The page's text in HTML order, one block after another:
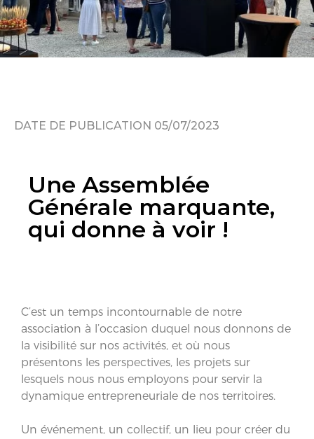
DATE DE PUBLICATION 05/07/2023
Une Assemblée
Générale marquante,
qui donne à voir !
C’est un temps incontournable de notre
association à l’occasion duquel nous donnons de
la visibilité sur nos activités, et où nous
présentons les perspectives, les projets sur
lesquels nous nous employons pour servir la
dynamique entrepreneuriale de nos territoires.
Un événement, un collectif, un lieu pour créer du